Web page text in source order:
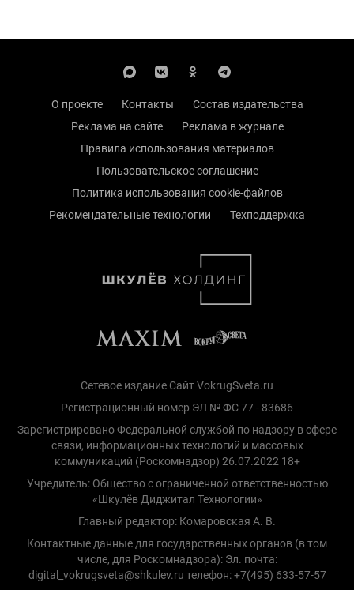
О проекте Контакты
Состав издательства
Реклама на сайте
Реклама в журнале
Правила использования материалов
Пользовательское соглашение
Политика использования cookie-файлов
Рекомендательные технологии
Техподдержка
Сетевое издание Сайт VokrugSveta.ru
Регистрационный номер ЭЛ № ФС 77 - 83686
Зарегистрировано Федеральной службой по надзору в сфере
связи, информационных технологий и массовых
коммуникаций (Роскомнадзор) 26.07.2022 18+
Учредитель: Общество с ограниченной ответственностью
«Шкулёв Диджитал Технологии»
Главный редактор: Комаровская А. В.
Контактные данные для государственных органов (в том
числе, для Роскомнадзора): Эл. почта:
digital_vokrugsveta@shkulev.ru телефон: +7(495) 633-57-57